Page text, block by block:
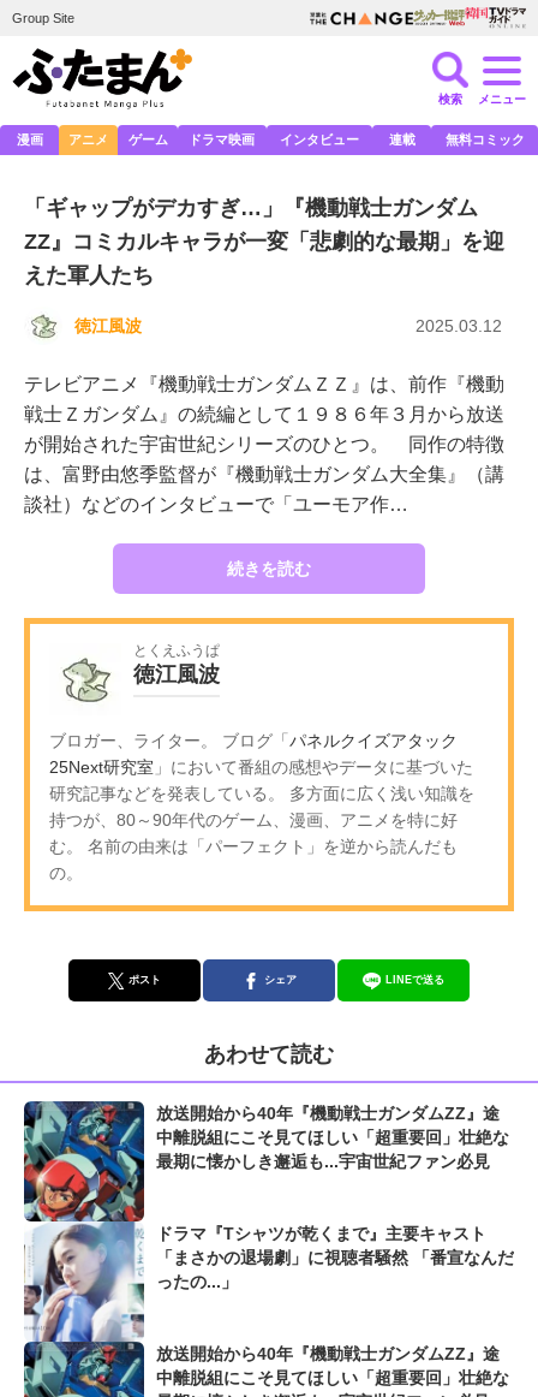
Group Site
検索 メニュー
漫画 アニメ ゲーム ドラマ映画 インタビュー 連載 無料コミック
「ギャップがデカすぎ…」『機動戦士ガンダム
ZZ』コミカルキャラが一変「悲劇的な最期」を迎
えた軍人たち
徳江風波 2025.03.12
テレビアニメ『機動戦士ガンダムＺＺ』は、前作『機動
戦士Ｚガンダム』の続編として１９８６年３月から放送
が開始された宇宙世紀シリーズのひとつ。 同作の特徴
は、富野由悠季監督が『機動戦士ガンダム大全集』（講
談社）などのインタビューで「ユーモア作…
続きを読む
とくえふうぱ
徳江風波
ブロガー、ライター。 ブログ「 パネルクイズアタック
25Next研究室 」において番組の感想やデータに基づいた
研究記事などを発表している。 多方面に広く浅い知識を
持つが、80～90年代のゲーム、漫画、アニメを特に好
む。 名前の由来は「パーフェクト」を逆から読んだも
の。
ポスト シェア LINEで送る
あわせて読む
放送開始から40年『機動戦士ガンダムZZ』途
中離脱組にこそ見てほしい「超重要回」壮絶な
最期に懐かしき邂逅も...宇宙世紀ファン必見
ドラマ『Tシャツが乾くまで』主要キャスト
「まさかの退場劇」に視聴者騒然 「番宣なんだ
ったの...」
放送開始から40年『機動戦士ガンダムZZ』途
中離脱組にこそ見てほしい「超重要回」壮絶な